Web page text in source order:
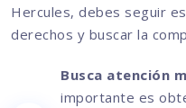
Hercules, debes seguir
derechos y buscar la
Busca atención
importante es